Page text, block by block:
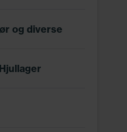
og diverse